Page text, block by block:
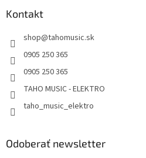
Kontakt
shop@tahomusic.sk
0905 250 365
0905 250 365
TAHO MUSIC - ELEKTRO
taho_music_elektro
Odoberať newsletter